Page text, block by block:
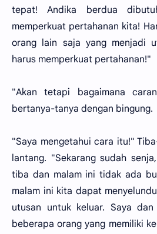
tepat! Andika berdua
memperkuat pertahanan kita!
orang lain saja yang menjadi
harus memperkuat pertahanan!"
"Akan tetapi bagaimana
bertanya-tanya dengan bingung.
"Saya mengetahui cara itu!"
lantang. "Sekarang sudah
tiba dan malam ini tidak ada
malam ini kita dapat
utusan untuk keluar. Saya
beberapa orang yang memiliki